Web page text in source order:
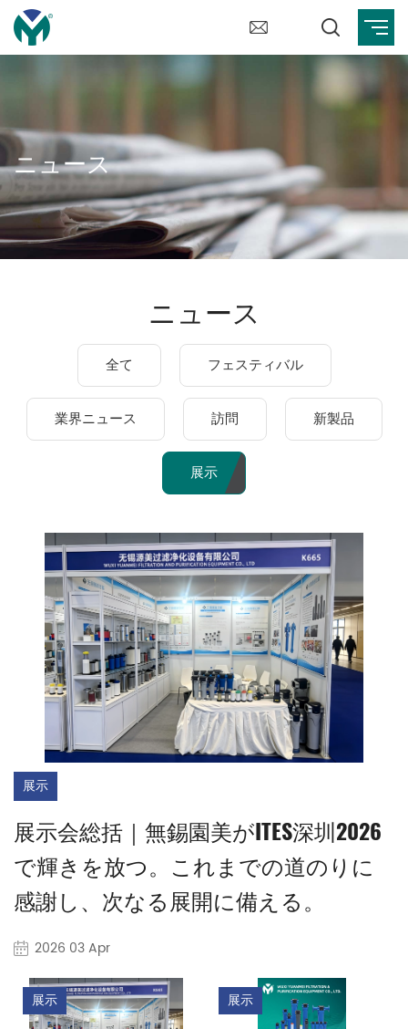
ニュース
ニュース
全て フェスティバル
業界ニュース 訪問 新製品
展示
展示
展示会総括｜無錫園美がITES深圳2026
で輝きを放つ。これまでの道のりに
感謝し、次なる展開に備える。
2026 03 Apr
展示 展示